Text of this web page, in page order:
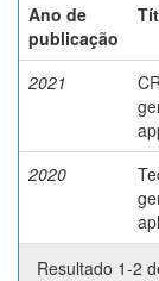
Ano de
publicação
2021
2020
Resultado 1-2